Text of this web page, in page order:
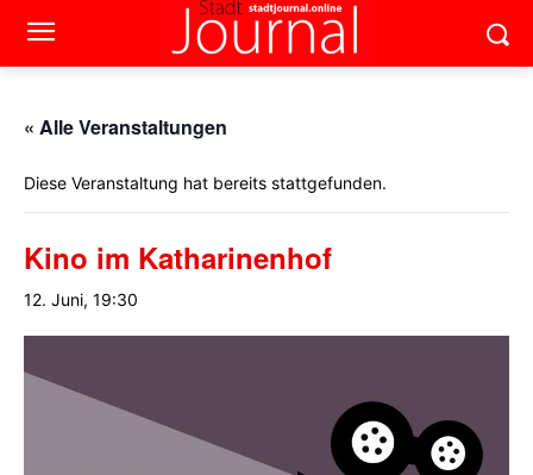
« Alle Veranstaltungen
Diese Veranstaltung hat bereits stattgefunden.
Kino im Katharinenhof
12. Juni, 19:30